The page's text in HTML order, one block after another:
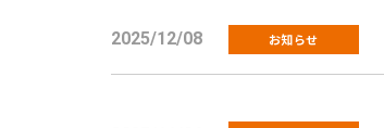
2025/12/08 お知らせ